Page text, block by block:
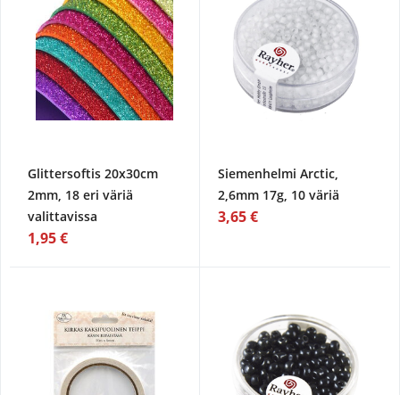
Glittersoftis 20x30cm
2mm, 18 eri väriä
valittavissa
1,95 €
Siemenhelmi Arctic,
2,6mm 17g, 10 väriä
3,65 €